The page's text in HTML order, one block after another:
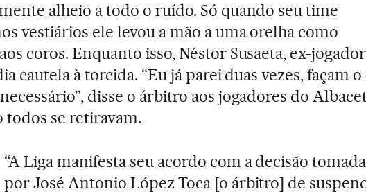
alheio a todo o ruído. Só quando seu time
vestiários ele levou a mão a uma orelha como
coros. Enquanto isso, Néstor Susaeta, ex-
cautela à torcida. “Eu já parei duas vezes, façam o
disse o árbitro aos jogadores do
todos se retiravam.
“A Liga manifesta seu acordo com a decisão tomada
por José Antonio López Toca [o árbitro] de